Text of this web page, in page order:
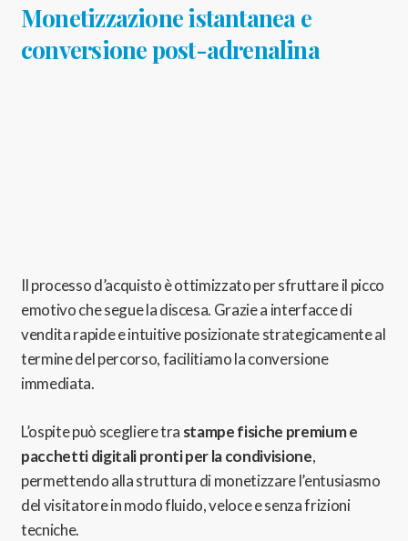
Monetizzazione istantanea e
conversione post-adrenalina
Il processo d’acquisto è ottimizzato per sfruttare il picco
emotivo che segue la discesa. Grazie a interfacce di
vendita rapide e intuitive posizionate strategicamente al
termine del percorso,facilitiamo la conversione
immediata.
L’ospite può scegliere tra stampe fisiche premium e
pacchetti digitali pronti per la condivisione,
permettendo alla struttura di monetizzare l’entusiasmo
del visitatore in modo fluido,veloce e senza frizioni
tecniche.